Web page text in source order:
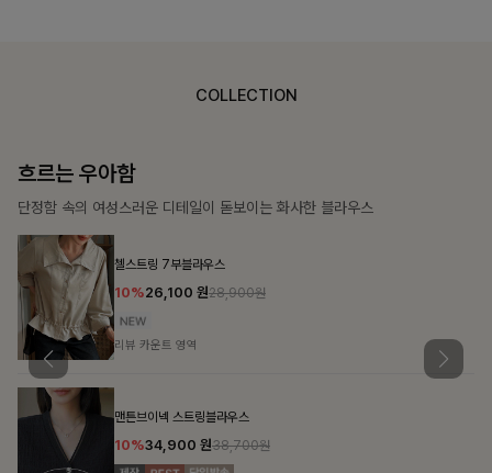
COLLECTION
가벼운 계절감
탄탄한 소재와 깔끔한 핏, 매일 손이 가는 데일리 티셔츠
몽즐라운드 베이직티셔츠
10%15,300 원16,900원
리뷰 카운트 영역
칠킷배색 프린팅맨투맨티
10%20,700 원22,900원